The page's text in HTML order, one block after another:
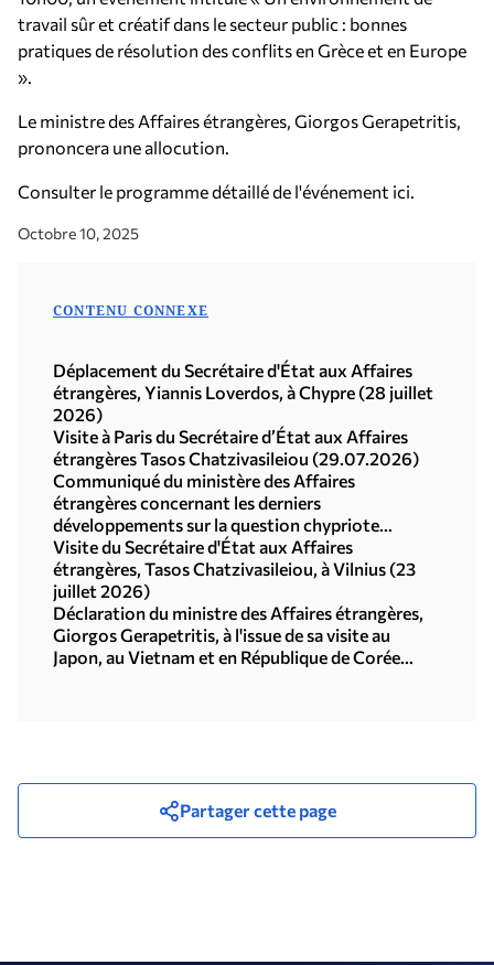
travail sûr et créatif dans le secteur public : bonnes
pratiques de résolution des conflits en Grèce et en Europe
».
Le ministre des Affaires étrangères, Giorgos Gerapetritis,
prononcera une allocution.
Consulter le programme détaillé de l'événement ici.
Octobre 10, 2025
CONTENU CONNEXE
Déplacement du Secrétaire d'État aux Affaires
étrangères, Yiannis Loverdos, à Chypre (28 juillet
2026)
Visite à Paris du Secrétaire d’État aux Affaires
étrangères Tasos Chatzivasileiou (29.07.2026)
Communiqué du ministère des Affaires
étrangères concernant les derniers
développements sur la question chypriote
(29.07.2026)
Visite du Secrétaire d'État aux Affaires
étrangères, Tasos Chatzivasileiou, à Vilnius (23
juillet 2026)
Déclaration du ministre des Affaires étrangères,
Giorgos Gerapetritis, à l'issue de sa visite au
Japon, au Vietnam et en République de Corée
Partager cette page